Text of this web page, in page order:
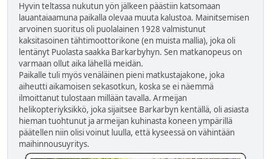
Hyvin teltassa nukutun yön jälkeen päästiin katsomaan
lauantaiaamuna paikalla olevaa muuta kalustoa. Mainitsemisen
arvoinen suoritus oli puolalainen 1928 valmistunut
kaksitasoinen tähtimoottorikone (en muista mallia), joka oli
lentänyt Puolasta saakka Barkarbyhyn. Sen matkanopeus on
varmaan ollut aika lähellä meidän.
Paikalle tuli myös venäläinen pieni matkustajakone, joka
aiheutti aikamoisen sekasotkun, koska se ei näemmä
ilmoittanut tulostaan millään tavalla. Armeijan
helikopteriyksikkö, joka sijaitsee Barkarbyn kentällä, oli asiasta
hieman tuohtunut ja armeijan kuhinasta koneen ympärillä
päätellen niin olisi voinut luulla, että kyseessä on vähintään
maihinnousuyritys.